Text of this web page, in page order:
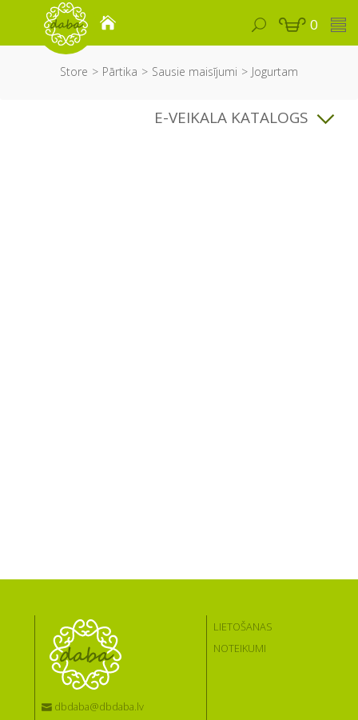
0
Store Pārtika Sausie maisījumi Jogurtam
E-VEIKALA KATALOGS
dbdaba@dbdaba.lv
LIETOŠANAS
NOTEIKUMI